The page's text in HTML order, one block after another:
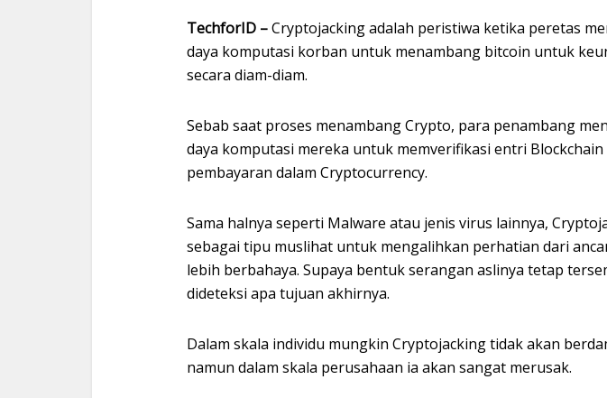
TechforID –Cryptojacking adalah peristiwa ketika peretas
daya komputasi korban untuk menambang bitcoin untuk
secara diam-diam.
Sebab saat proses menambang Crypto, para penambang
daya komputasi mereka untuk memverifikasi entri
pembayaran dalam Cryptocurrency.
Sama halnya seperti Malware atau jenis virus lainnya,
sebagai tipu muslihat untuk mengalihkan perhatian dari
lebih berbahaya. Supaya bentuk serangan aslinya tetap
dideteksi apa tujuan akhirnya.
Dalam skala individu mungkin Cryptojacking tidak akan
namun dalam skala perusahaan ia akan sangat merusak.